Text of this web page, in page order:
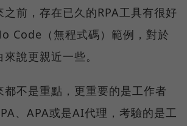
前，存在已久的RPA工具有很好
Code（無程式碼）範例，對於
說更親近一些。
都不是重點，更重要的是工作者
、APA或是AI代理，考驗的是工